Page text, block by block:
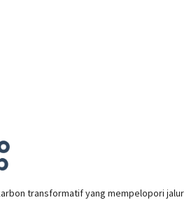
transformatif yang mempelopori jalur